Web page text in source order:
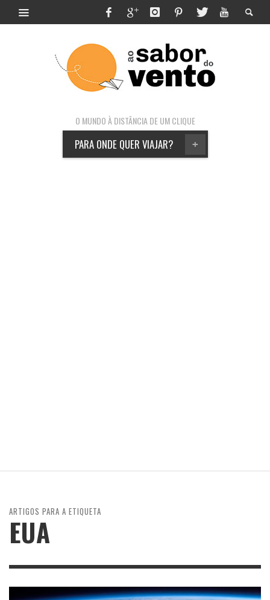
O MUNDO À DISTÂNCIA DE UM CLIQUE
+
PARA ONDE QUER VIAJAR?
ARTIGOS PARA A ETIQUETA
EUA